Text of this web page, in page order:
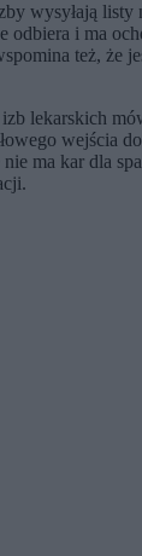
wysyłają listy
odbiera i ma
też, że
lekarskich
wejścia
ma kar dla